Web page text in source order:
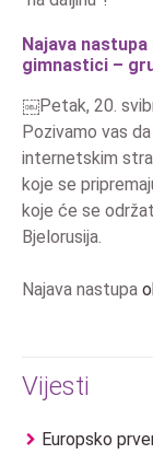
Najava
gimnastici –
￼Petak, 20.
Pozivamo vas
internetskim
koje se
koje će se
Bjelorusija.
Najava nastupa
Vijesti
Europsko